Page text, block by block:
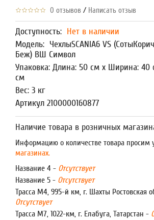
0 отзывов / Написать отзыв
Доступность: Нет в наличии
Модель: ЧехлыSCANIA6 VS
Беж) ВШ Символ
Упаковка: Длина: 50 см x Ширина: 40
см
Вес: 3 кг
Артикул 2100000160877
Наличие товара в розничных
Информацию о количестве товара просим
магазинах.
Название 4 - Отсутствует
Название 5 - Отсутствует
Трасса М4, 995-й км, г. Шахты Ростовская
Отсутствует
Трасса М7, 1022-км, г. Елабуга, Татарстан -